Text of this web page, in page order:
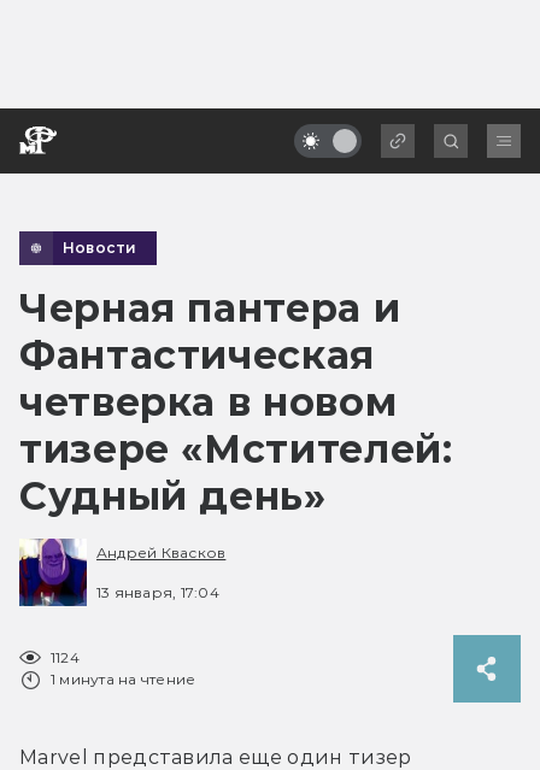
Новости
Черная пантера и
Фантастическая
четверка в новом
тизере «Мстителей:
Судный день»
Андрей Квасков
13 января, 17:04
1124
1 минута на чтение
Marvel представила еще один тизер